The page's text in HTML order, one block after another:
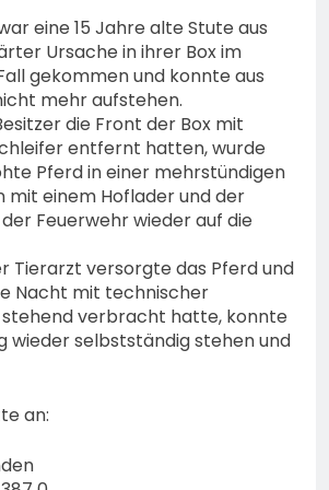
eine 15 Jahre alte Stute aus
Ursache in ihrer Box im
gekommen und konnte aus
mehr aufstehen.
die Front der Box mit
entfernt hatten, wurde
Pferd in einer mehrstündigen
mit einem Hoflader und der
Feuerwehr wieder auf die
Tierarzt versorgte das Pferd und
Nacht mit technischer
verbracht hatte, konnte
wieder selbstständig stehen und
an: